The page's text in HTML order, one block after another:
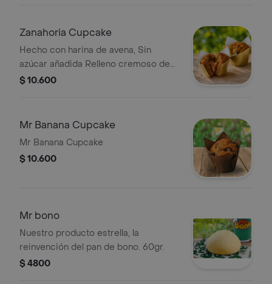
Zanahoria Cupcake
Hecho con harina de avena, Sin
azúcar añadida Relleno cremoso de
arequipe sin azúcar añadida
$ 10.600
Mr Banana Cupcake
Mr Banana Cupcake
$ 10.600
Mr bono
Nuestro producto estrella, la
reinvención del pan de bono. 60gr.
$ 4800